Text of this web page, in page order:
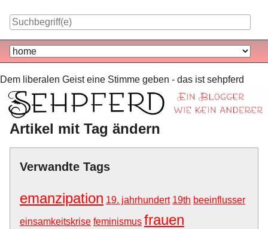
Navigation
Dem liberalen Geist eine Stimme geben - das ist sehpferd
Artikel mit Tag ändern
Verwandte Tags
emanzipation 19. jahrhundert 19th beeinflusser
einsamkeitskrise feminismus frauen